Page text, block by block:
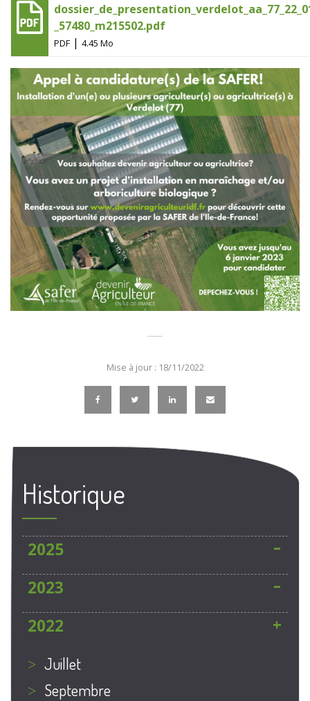
_57480_m215502.pdf
PDF | 4.45 Mo
Mise à jour : 18/11/2022
Historique
2025
2023
2022
juillet
septembre